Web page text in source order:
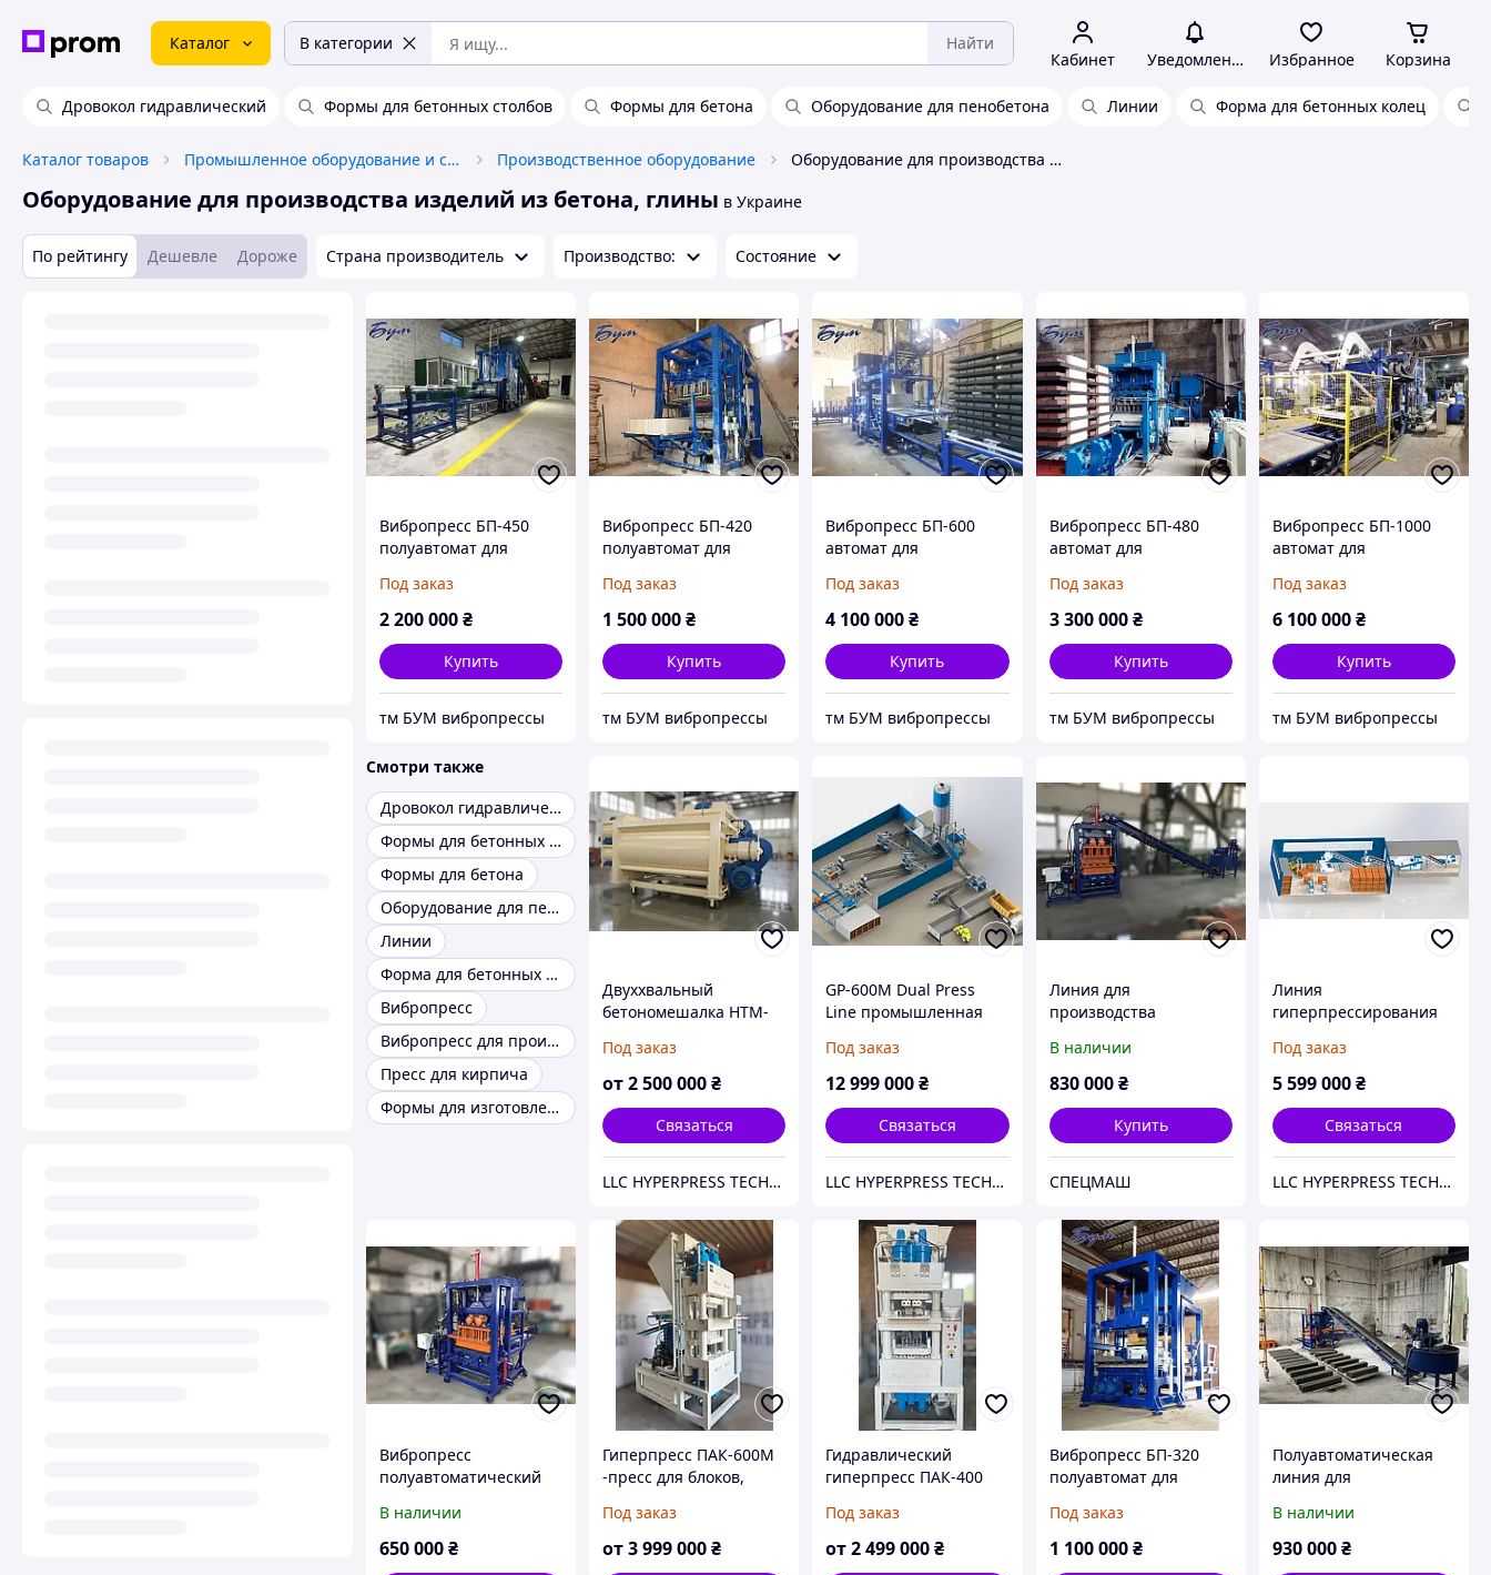
Каталог В категории Найти
Кабинет Уведомления Избранное Корзина
Дровокол гидравлический Формы для бетонных столбов Формы для бетона Оборудование для пенобетона Линии Форма для бетонных колец
Каталог товаров Промышленное оборудование и станки Производственное оборудование Оборудование для производства изделий из бетона, глины
Оборудование для производства изделий из бетона, глины в Украине
По рейтингу Дешевле Дороже Страна производитель Производство: Состояние
Вибропресс БП-450
полуавтомат для
тротуарной плитки,
блоков, бордюров
Под заказ
2 200 000₴
Купить
тм БУМ вибропрессы
Вибропресс БП-420
полуавтомат для
тротуарной плитки,
блоков, бордюров
Под заказ
1 500 000₴
Купить
тм БУМ вибропрессы
Вибропресс БП-600
автомат для
тротуарной плитки,
блоков, бордюров
Под заказ
4 100 000₴
Купить
тм БУМ вибропрессы
Вибропресс БП-480
автомат для
блоков, бордюров
Под заказ
3 300 000 ₴
Купить
тм БУМ вибропрессы
Вибропресс БП-1000
автомат для
тротуарной плитки,
блоков, бордюров
Под заказ
6 100 000₴
Купить
тм БУМ вибропрессы
Смотри также
Дровокол гидравлический
Формы для бетонных столбов
Формы для бетона
Оборудование для пенобетона
Линии
Форма для бетонных колец
Вибропресс
Вибропресс для производства блоков
Пресс для кирпича
Формы для изготовления бордюров
Двуххвальный
бетономешалка HTM-
Под заказ
от2 500 000₴
Связаться
LLC HYPERPRESS TECHNOLOGIES
GP-600M Dual Press
Line промышленная
на базе двух прессов
ПАК-600М
Под заказ
12 999 000₴
Связаться
LLC HYPERPRESS TECHNOLOGIES
Линия для
производства
блоков.
Полуавтоматический
430 бл/ч)
В наличии
830 000 ₴
Купить
СПЕЦМАШ
Линия
гиперпрессирования
Linе для производства
строительных
Под заказ
5 599 000₴
Связаться
LLC HYPERPRESS TECHNOLOGIES
Вибропресс
полуавтоматический
и блоков ВП-25
СПЕЦМАШ
В наличии
650 000₴
Гиперпресс ПАК-600М
-пресс для блоков,
сухопрессованного
кирпича
Под заказ
от3 999 000₴
Гидравлический
гиперпресс ПАК-400
пресс для
производства кирпича,
Под заказ
от2 499 000₴
Вибропресс БП-320
полуавтомат для
тротуарной плитки,
блоков, бордюров
Под заказ
1 100 000 ₴
Полуавтоматическая
линия для
бордюров и
тротуарной плитки
В наличии
930 000₴